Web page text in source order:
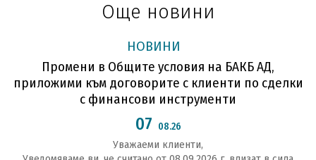
Още новини
НОВИНИ
Промени в Общите условия на БАКБ АД,
приложими към договорите с клиенти по сделки
с финансови инструменти
07 08.26
Уважаеми клиенти,